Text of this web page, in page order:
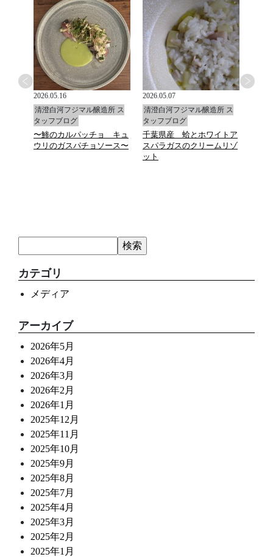
2026.05.16
清澄白河フジマル醸造所 ス
タッフブログ
〜鯵のカルパッチョ キュ
ウリのガスパチョソース〜
2026.05.07
清澄白河フジマル醸造所 ス
タッフブログ
千葉県産 蛤とホワイトア
スパラガスのクリームリゾ
ット
カテゴリ
メディア
アーカイブ
2026年5月
2026年4月
2026年3月
2026年2月
2026年1月
2025年12月
2025年11月
2025年10月
2025年9月
2025年8月
2025年7月
2025年4月
2025年3月
2025年2月
2025年1月